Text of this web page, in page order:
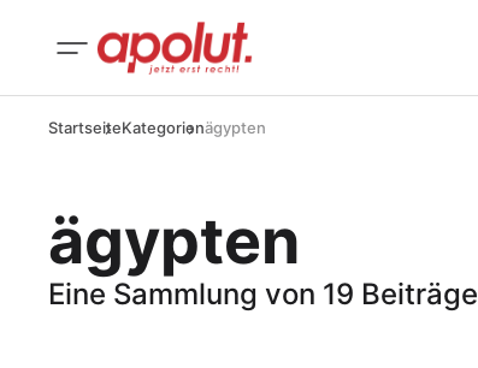
StartseiteKategorienägypten
ägypten
Eine Sammlung von 19 Beiträge